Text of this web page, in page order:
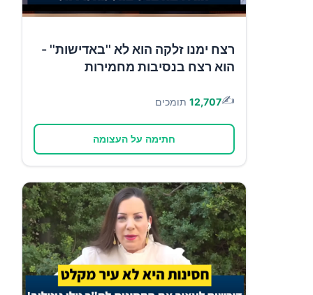
רצח ימנו זלקה הוא לא ''באדישות'' -
הוא רצח בנסיבות מחמירות
✍️
12,707 תומכים
חתימה על העצומה